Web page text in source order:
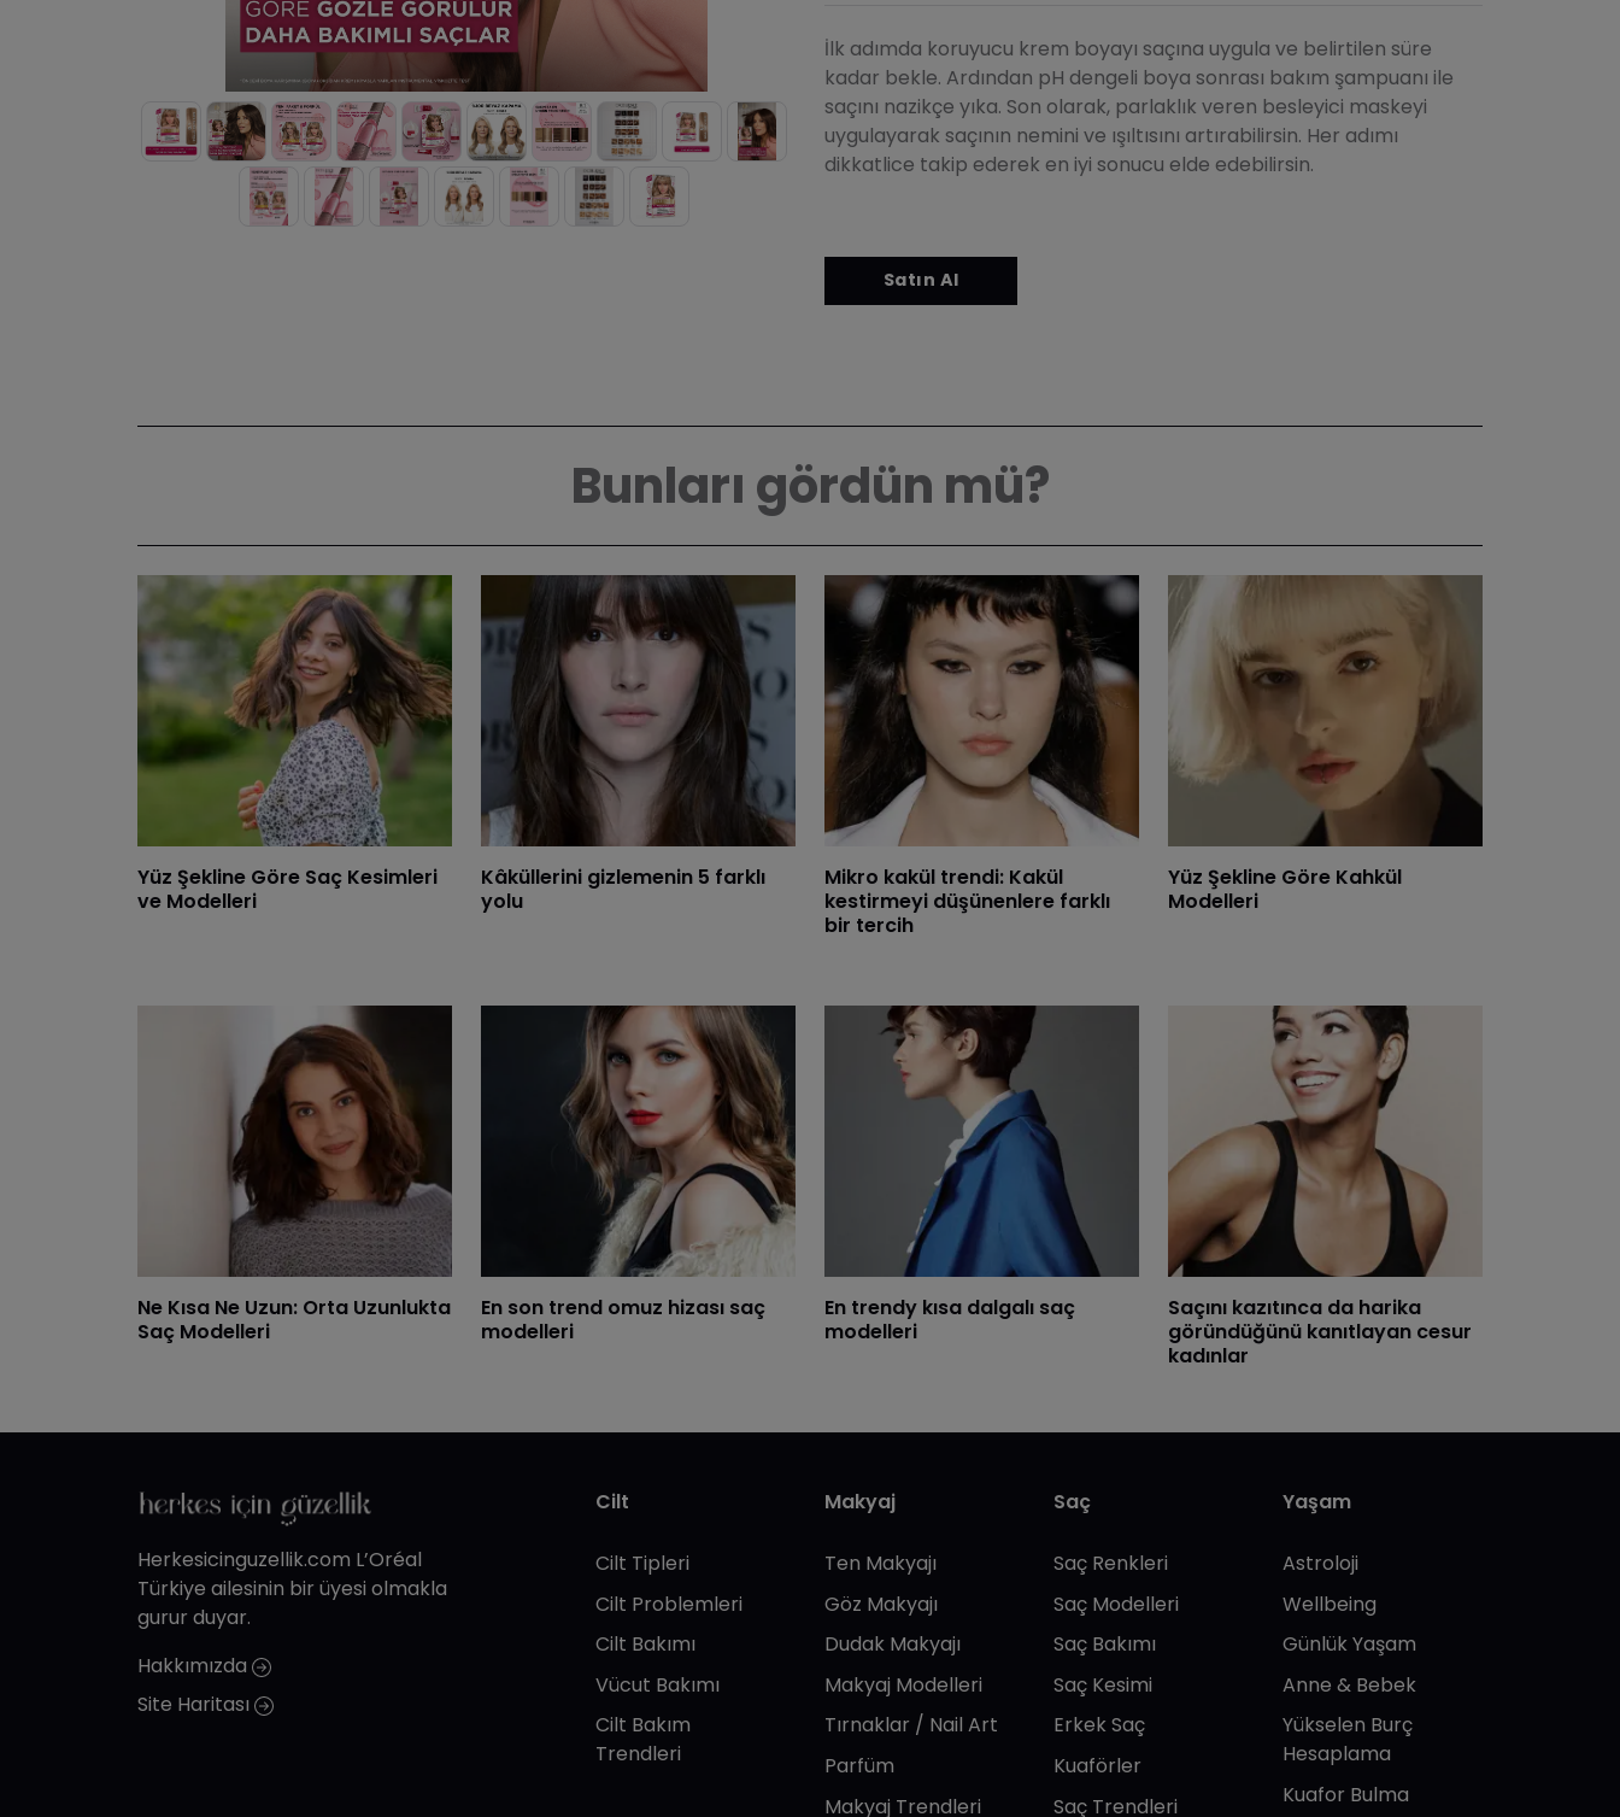
İlk adımda koruyucu krem boyayı saçına uygula ve belirtilen süre
kadar bekle. Ardından pH dengeli boya sonrası bakım şampuanı ile
saçını nazikçe yıka. Son olarak, parlaklık veren besleyici maskeyi
uygulayarak saçının nemini ve ışıltısını artırabilirsin. Her adımı
dikkatlice takip ederek en iyi sonucu elde edebilirsin.
Bunları gördün mü?
Yüz Şekline Göre Saç Kesimleri
ve Modelleri
​Kâküllerini gizlemenin 5 farklı
yolu
​Mikro kakül trendi: Kakül
kestirmeyi düşünenlere farklı
bir tercih
Yüz Şekline Göre Kahkül
Modelleri
Ne Kısa Ne Uzun: Orta Uzunlukta
Saç Modelleri
​En son trend omuz hizası saç
modelleri
​En trendy kısa dalgalı saç
modelleri
​Saçını kazıtınca da harika
göründüğünü kanıtlayan cesur
kadınlar
Herkesicinguzellik.com L’Oréal
Türkiye ailesinin bir üyesi olmakla
gurur duyar.
Hakkımızda
Site Haritası
Cilt
Cilt Tipleri
Cilt Problemleri
Cilt Bakımı
Vücut Bakımı
Cilt Bakım
Trendleri
Makyaj
Ten Makyajı
Göz Makyajı
Dudak Makyajı
Makyaj Modelleri
Tırnaklar / Nail Art
Parfüm
Makyaj Trendleri
Saç
Saç Renkleri
Saç Modelleri
Saç Bakımı
Saç Kesimi
Erkek Saç
Kuaförler
Saç Trendleri
Yaşam
Astroloji
Wellbeing
Günlük Yaşam
Anne & Bebek
Yükselen Burç
Hesaplama
Kuafor Bulma